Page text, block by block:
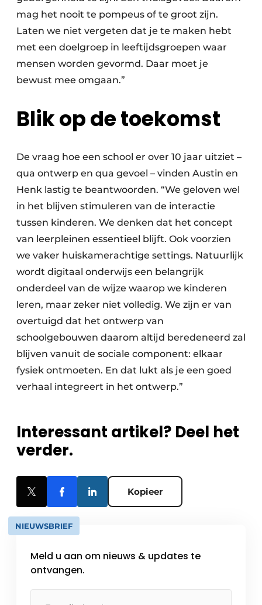
mag het nooit te pompeus of te groot zijn.
Laten we niet vergeten dat je te maken hebt
met een doelgroep in leeftijdsgroepen waar
mensen worden gevormd. Daar moet je
bewust mee omgaan.”
Blik op de toekomst
De vraag hoe een school er over 10 jaar uitziet –
qua ontwerp en qua gevoel – vinden Austin en
Henk lastig te beantwoorden. “We geloven wel
in het blijven stimuleren van de interactie
tussen kinderen. We denken dat het concept
van leerpleinen essentieel blijft. Ook voorzien
we vaker huiskamerachtige settings. Natuurlijk
wordt digitaal onderwijs een belangrijk
onderdeel van de wijze waarop we kinderen
leren, maar zeker niet volledig. We zijn er van
overtuigd dat het ontwerp van
schoolgebouwen daarom altijd beredeneerd zal
blijven vanuit de sociale component: elkaar
fysiek ontmoeten. En dat lukt als je een goed
verhaal integreert in het ontwerp.”
Interessant artikel? Deel het
verder.
Kopieer
NIEUWSBRIEF
Meld u aan om nieuws & updates te
ontvangen.